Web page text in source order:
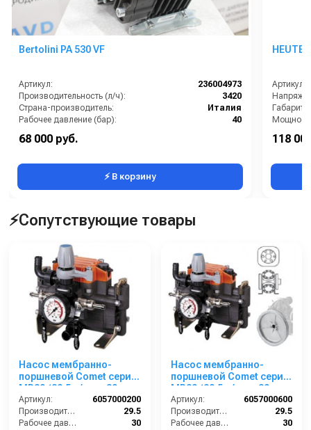
Bertolini PA 530 VF
Артикул:
236004973
Производительность (л/ч):
3420
Страна-производитель:
Италия
Рабочее давление (бар):
40
Мощность (кВт):
Масса (кг):
68 000 руб.
⚡ В корзину
HEUTE
Артикул:
Масса
118
⚡Сопутствующие товары
Насос мембранно-
поршневой Comet серия
МР30 (29,5 л/мин; 30
бар)
Артикул:
6057000200
Производительность (л/мин):
29.5
Рабочее давление (бар):
30
Насос мембранно-
поршневой Comet серия
МР30 (29,5 л/мин; 30
бар) с шкивом d=292
Артикул:
6057000600
Производительность (л/мин):
29.5
Рабочее давление (бар):
30